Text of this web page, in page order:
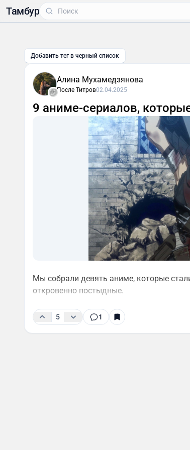
Тамбур
Добавить тег в черный список
Алина Мухамедзянова
После Титров02.04.2025
9 аниме-сериалов,
Мы собрали девять аниме, которые
откровенно постыдные.
5 1